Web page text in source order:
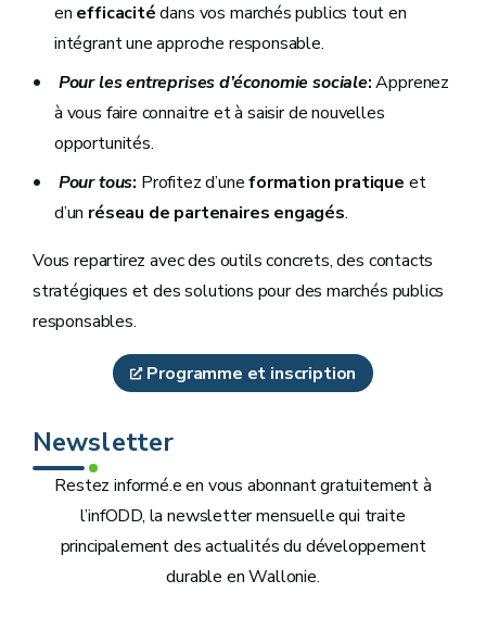
en efficacitédans vos marchés publics tout en
intégrant une approche responsable.
Pour les entreprises d’économie sociale:Apprenez
à vous faire connaitre et à saisir de nouvelles
opportunités.
Pour tous: Profitez d’uneformation pratique et
d’un réseau de partenaires engagés.
Vous repartirez avec des outils concrets, des contacts
stratégiques et des solutions pour des marchés publics
responsables.
Programme et inscription
Newsletter
Restez informé.e en vous abonnant gratuitement à
l’infODD, la newsletter mensuelle qui traite
principalement des actualités du développement
durable en Wallonie.